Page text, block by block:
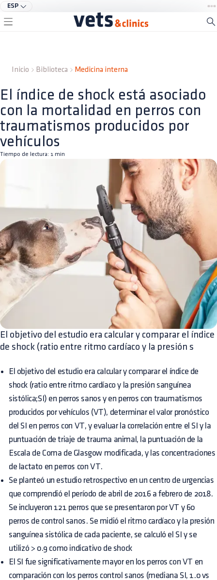
ESP
Inicio Biblioteca Medicina interna
El índice de shock está asociado
con la mortalidad en perros con
traumatismos producidos por
vehículos
Tiempo de lectura: 1 min
El objetivo del estudio era calcular y comparar el índice
de shock (ratio entre ritmo cardíaco y la presión s
El objetivo del estudio era calcular y comparar el índice de
shock (ratio entre ritmo cardíaco y la presión sanguínea
sistólica;SI) en perros sanos y en perros con traumatismos
producidos por vehículos (VT), determinar el valor pronóstico
del SI en perros con VT, y evaluar la correlación entre el SI y la
puntuación de triaje de trauma animal, la puntuación de la
Escala de Coma de Glasgow modificada, y las concentraciones
de lactato en perros con VT.
Se planteó un estudio retrospectivo en un centro de urgencias
que comprendió el período de abril de 2016 a febrero de 2018.
Se incluyeron 121 perros que se presentaron por VT y 60
perros de control sanos. Se midió el ritmo cardíaco y la presión
sanguínea sistólica de cada paciente, se calculó el SI y se
utilizó > 0.9 como indicativo de shock
El SI fue significativamente mayor en los perros con VT en
comparación con los perros control sanos (mediana SI, 1.0 vs